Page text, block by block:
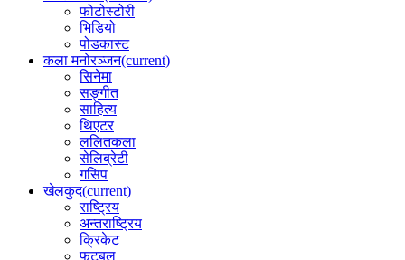
फोटोस्टोरी
भिडियो
पोडकास्ट
कला मनोरञ्जन(current)
सिनेमा
सङ्गीत
साहित्य
थिएटर
ललितकला
सेलिब्रेटी
गसिप
खेलकुद(current)
राष्ट्रिय
अन्तराष्ट्रिय
क्रिकेट
फुटबल